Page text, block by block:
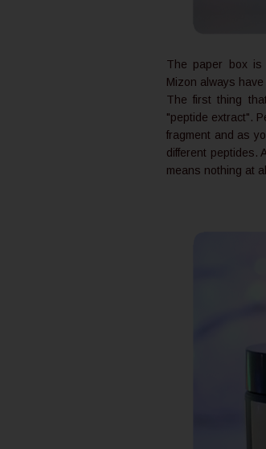
The paper box
Mizon always
The first thing
"peptide extract".
fragment and as
different peptides.
means nothing at